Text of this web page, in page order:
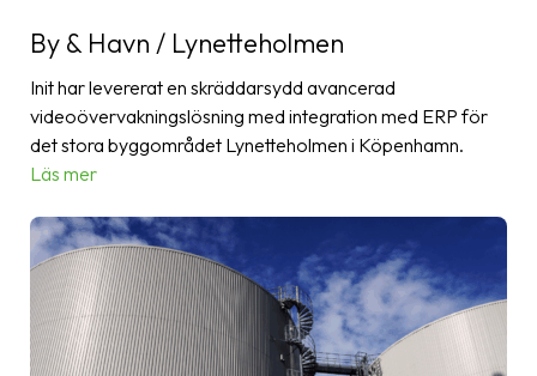
By & Havn / Lynetteholmen
Init har levererat en skräddarsydd avancerad
videoövervakningslösning med integration med ERP för
det stora byggområdet Lynetteholmen i Köpenhamn.
Läs mer